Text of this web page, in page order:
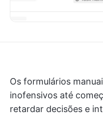
Os formulários
inofensivos até
retardar decisões e